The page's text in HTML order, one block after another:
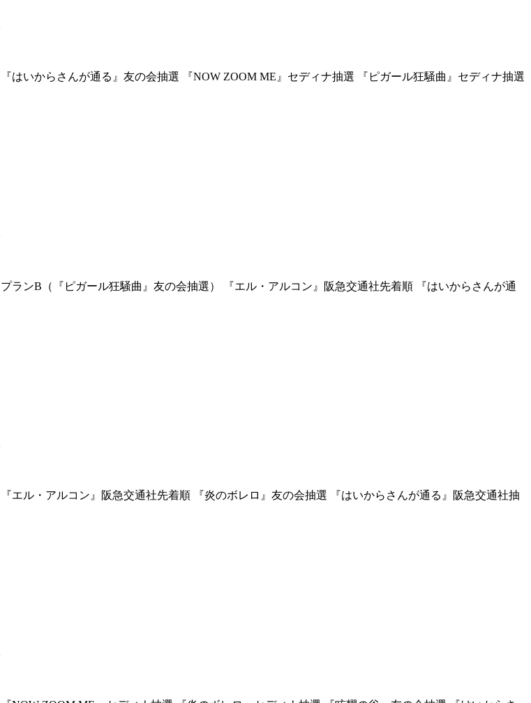
いからさんが通る』友の会抽選 『NOW ZOOM ME』セディナ抽選 『ピガール狂騒曲』セディナ抽選
ンB（『ピガール狂騒曲』友の会抽選） 『エル・アルコン』阪急交通社先着順 『はいからさんが通
ル・アルコン』阪急交通社先着順 『炎のボレロ』友の会抽選 『はいからさんが通る』阪急交通社抽